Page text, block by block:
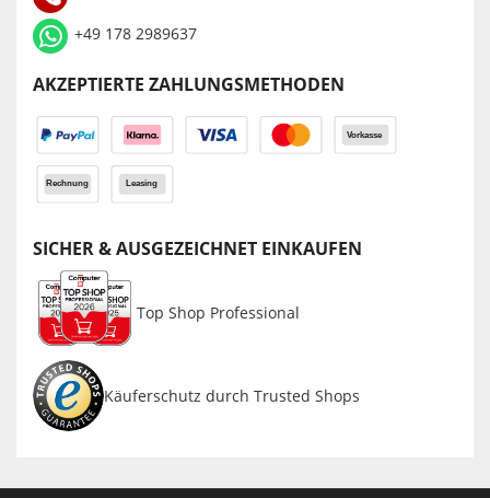
+49 178 2989637
AKZEPTIERTE ZAHLUNGSMETHODEN
SICHER & AUSGEZEICHNET EINKAUFEN
Top Shop Professional
Käuferschutz durch Trusted Shops